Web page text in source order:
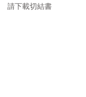
請下載切結書